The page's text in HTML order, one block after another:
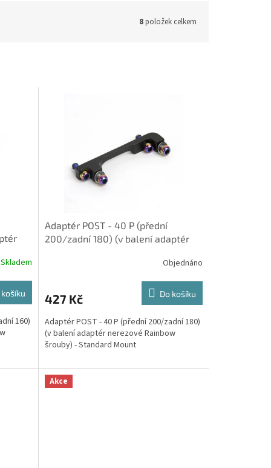
8položek celkem
Skladem
košíku
160)
Adaptér POST - 40 P (přední
200/zadní 180) (v balení adaptér
Objednáno
427 Kč Do košíku
Adaptér POST - 40 P (přední 200/zadní 180)
(v balení adaptér nerezové Rainbow
šrouby) - Standard Mount
Akce